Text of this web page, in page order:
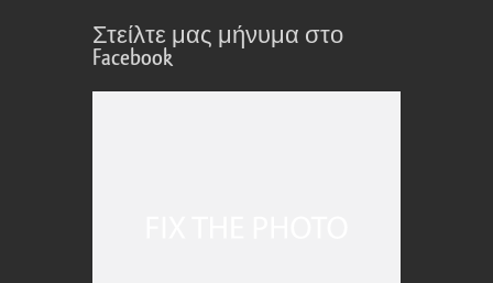
Στείλτε μας μήνυμα στο
Facebook